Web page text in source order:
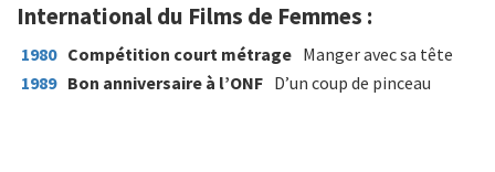
International du Films de Femmes :
1980 Compétition court métrage Manger avec sa tête
1989 Bon anniversaire à l’ONF D’un coup de pinceau